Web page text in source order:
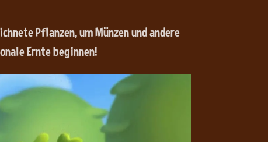
Pflanzen, um Münzen und andere
Ernte beginnen!